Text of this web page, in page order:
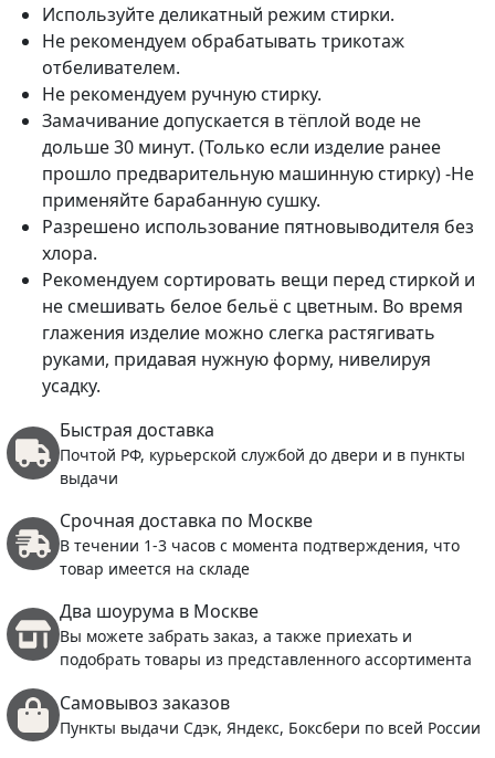
Используйте деликатный режим стирки.
Не рекомендуем обрабатывать трикотаж
отбеливателем.
Не рекомендуем ручную стирку.
Замачивание допускается в тёплой воде не
дольше 30 минут. (Только если изделие ранее
прошло предварительную машинную стирку) -Не
применяйте барабанную сушку.
Разрешено использование пятновыводителя без
хлора.
Рекомендуем сортировать вещи перед стиркой и
не смешивать белое бельё с цветным. Во время
глажения изделие можно слегка растягивать
руками, придавая нужную форму, нивелируя
усадку.
Быстрая доставка
Почтой РФ, курьерской службой до двери и в пункты
выдачи
Срочная доставка по Москве
В течении 1-3 часов с момента подтверждения, что
товар имеется на складе
Два шоурума в Москве
Вы можете забрать заказ, а также приехать и
подобрать товары из представленного ассортимента
Самовывоз заказов
Пункты выдачи Сдэк, Яндекс, Боксбери по всей России